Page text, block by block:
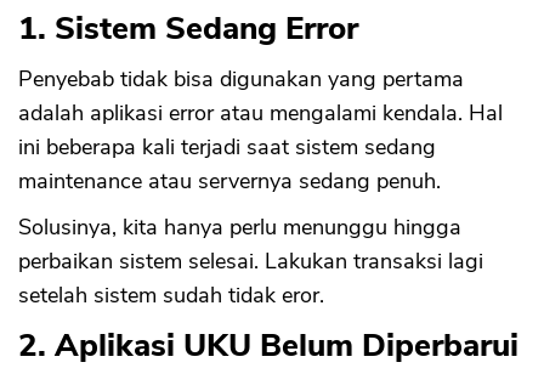
1. Sistem Sedang Error
Penyebab tidak bisa digunakan yang pertama
adalah aplikasi error atau mengalami kendala. Hal
ini beberapa kali terjadi saat sistem sedang
maintenance atau servernya sedang penuh.
Solusinya, kita hanya perlu menunggu hingga
perbaikan sistem selesai. Lakukan transaksi lagi
setelah sistem sudah tidak eror.
2. Aplikasi UKU Belum Diperbarui